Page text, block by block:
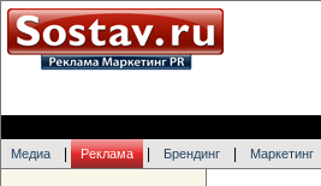
Медиа Реклама Брендинг Маркетинг